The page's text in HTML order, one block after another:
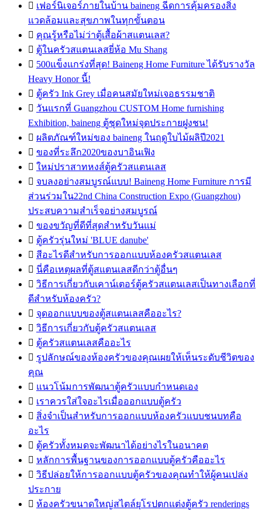
 เฟอร์นิเจอร์ภายในบ้าน baineng ฉีดการคุ้มครองสิ่ง
แวดล้อมและสุขภาพในทุกขั้นตอน
 คุณรู้หรือไม่ว่าตู้เสื้อผ้าสแตนเลส?
 ตู้ในครัวสแตนเลสยี่ห้อ Mu Shang
 500แข็งแกร่งที่สุด! Baineng Home Furniture ได้รับรางวัล
Heavy Honor นี้!
 ตู้ครัว Ink Grey เมื่อคนสมัยใหม่เจอธรรมชาติ
 วันแรกที่ Guangzhou CUSTOM Home furnishing
Exhibition, baineng ตู้ชุดใหม่จุดประกายฝูงชน!
 ผลิตภัณฑ์ใหม่ของ baineng ในฤดูใบไม้ผลิปี2021
 ของที่ระลึก2020ของบาอินเฟิง
 ใหม่ปราสาทหงส์ตู้ครัวสแตนเลส
 จบลงอย่างสมบูรณ์แบบ! Baineng Home Furniture การมี
ส่วนร่วมใน22nd China Construction Expo (Guangzhou)
ประสบความสำเร็จอย่างสมบูรณ์
 ของขวัญที่ดีที่สุดสำหรับวันแม่
 ตู้ครัวรุ่นใหม่ 'BLUE danube'
 สีอะไรดีสำหรับการออกแบบห้องครัวสแตนเลส
 นี่คือเหตุผลที่ตู้สแตนเลสดีกว่าตู้อื่นๆ
 วิธีการเกี่ยวกับเคาน์เตอร์ตู้ครัวสแตนเลสเป็นทางเลือกที่
ดีสำหรับห้องครัว?
 จุดออกแบบของตู้สแตนเลสคืออะไร?
 วิธีการเกี่ยวกับตู้ครัวสแตนเลส
 ตู้ครัวสแตนเลสคืออะไร
 รูปลักษณ์ของห้องครัวของคุณเผยให้เห็นระดับชีวิตของ
คุณ
 แนวโน้มการพัฒนาตู้ครัวแบบกำหนดเอง
 เราควรใส่ใจอะไรเมื่อออกแบบตู้ครัว
 สิ่งจำเป็นสำหรับการออกแบบห้องครัวแบบชนบทคือ
อะไร
 ตู้ครัวทั้งหมดจะพัฒนาได้อย่างไรในอนาคต
 หลักการพื้นฐานของการออกแบบตู้ครัวคืออะไร
 วิธีปล่อยให้การออกแบบตู้ครัวของคุณทำให้ผู้คนเปล่ง
ประกาย
 ห้องครัวขนาดใหญ่สไตล์ยุโรปตกแต่งตู้ครัว renderings